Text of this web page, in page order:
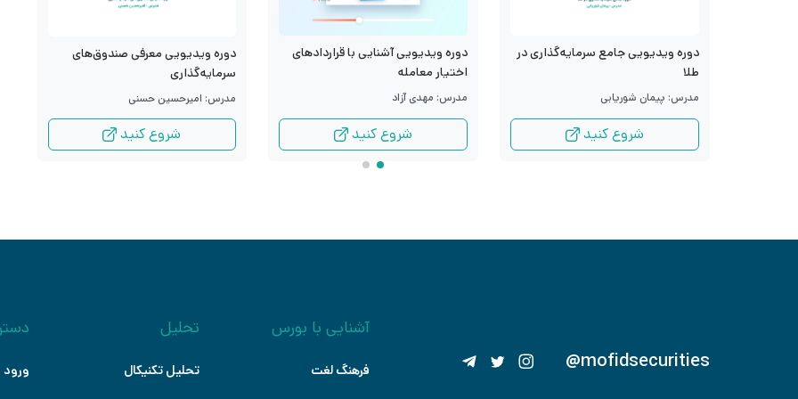
دوره ویدیویی جامع سرمایه‌گذاری در
طلا
مدرس: پیمان شوریابی
شروع کنید
دوره ویدیویی آشنایی با قراردادهای
اختیار معامله
مدرس: مهدی آزاد
شروع کنید
دوره ویدیویی معرفی صندوق‌های
سرمایه‌گذاری
مدرس: امیرحسین حسنی
شروع کنید
@mofidsecurities
آشنایی با بورس
فرهنگ لغت
تحلیل
تحلیل تکنیکال ورود